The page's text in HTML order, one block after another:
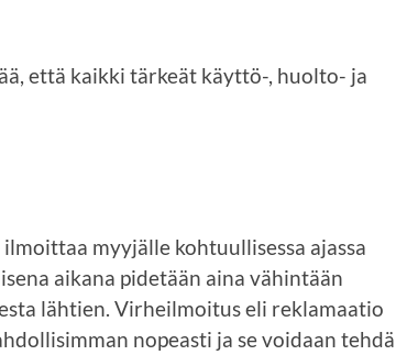
että kaikki tärkeät käyttö-, huolto- ja
myyjälle kohtuullisessa ajassa
aikana pidetään aina vähintään
lähtien. Virheilmoitus eli reklamaatio
nopeasti ja se voidaan tehdä